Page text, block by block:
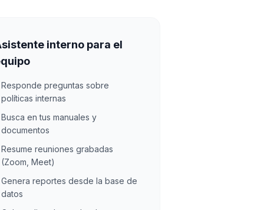
interno para el
Responde preguntas sobre
políticas internas
Busca en tus manuales y
documentos
Resume reuniones grabadas
(Zoom, Meet)
Genera reportes desde la base de
datos